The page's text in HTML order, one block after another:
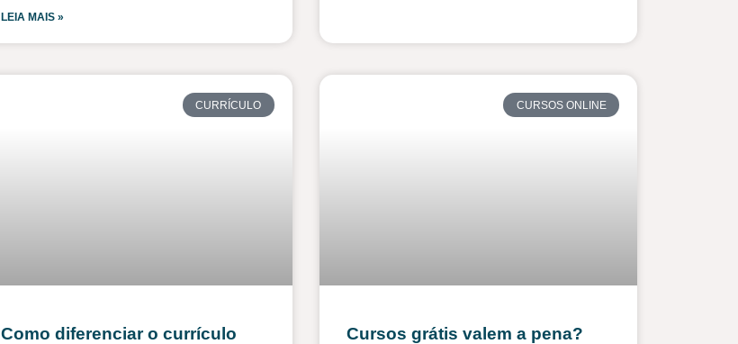
LEIA MAIS »
CURRÍCULO
Como diferenciar o currículo
CURSOS ONLINE
Cursos grátis valem a pena?